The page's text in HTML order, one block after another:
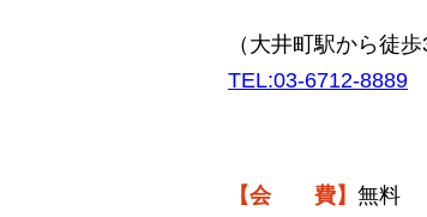
（大井町駅から徒歩
TEL:03-6712-8889
【会 費】 無料